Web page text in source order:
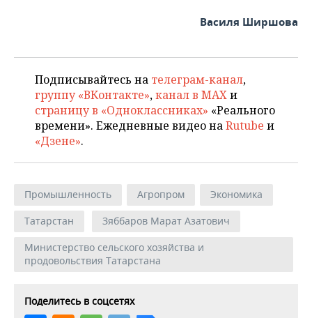
Василя Ширшова
Подписывайтесь на телеграм-канал,
группу «ВКонтакте»,канал в MAXи
страницу в «Одноклассниках» «Реального
времени». Ежедневные видео наRutube и
«Дзене».
Промышленность Агропром
Экономика
Татарстан
Зяббаров Марат Азатович
Министерство сельского хозяйства и
продовольствия Татарстана
Поделитесь в соцсетях